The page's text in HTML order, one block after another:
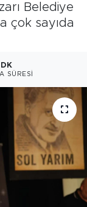
Belediye
çok sayıda
SÜRESI